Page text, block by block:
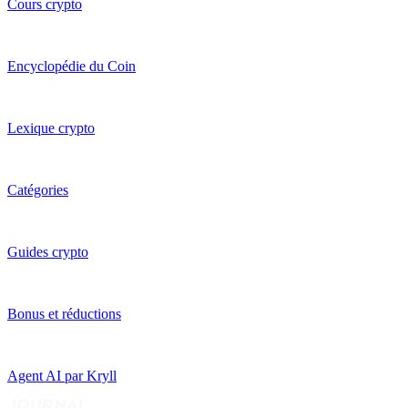
Cours crypto
Encyclopédie du Coin
Lexique crypto
Catégories
Guides crypto
Bonus et réductions
Agent AI par Kryll